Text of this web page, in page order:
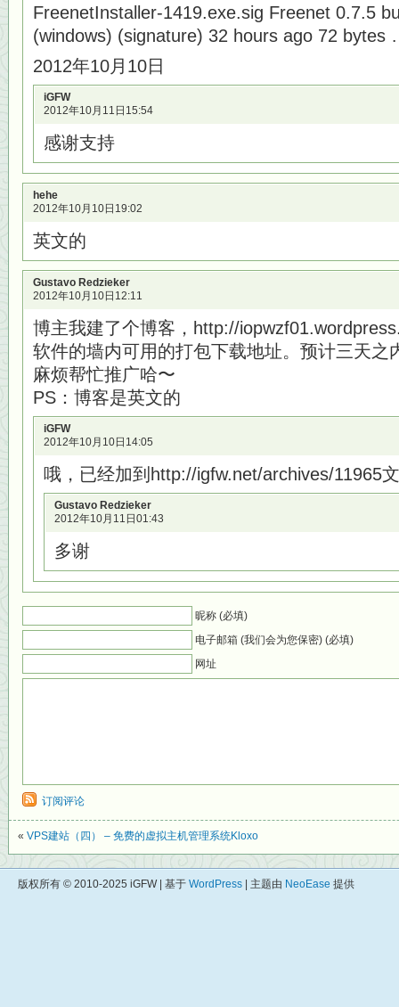
FreenetInstaller-1419.exe.sig Freenet 0.7.5
(windows) (signature) 32 hours ago 72 bytes
2012年10月10日
iGFW
2012年10月11日15:54
感谢支持
hehe
2012年10月10日19:02
英文的
Gustavo Redzieker
2012年10月10日12:11
博主我建了个博客，http://
软件的墙内可用的打包下载地址。预计三天之
麻烦帮忙推广哈〜
PS：博客是英文的
iGFW
2012年10月10日14:05
哦，已经加到http://igfw.net/archives/11965
Gustavo Redzieker
2012年10月11日01:43
多谢
昵称 (必填)
电子邮箱 (我们会为您保密) (必填)
网址
订阅评论
« VPS建站（四） – 免费的虚拟主机管理系统Kloxo
版权所有 © 2010-2025 iGFW | 基于 WordPress | 主题由 NeoEase 提供